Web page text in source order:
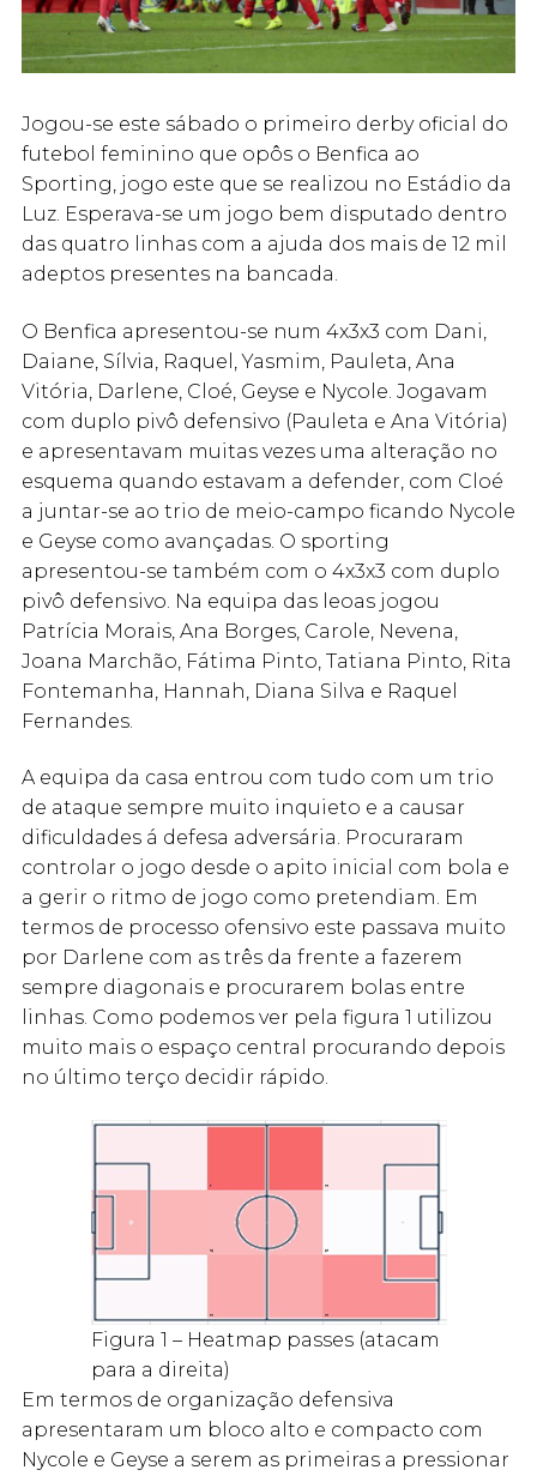
Jogou-se este sábado o primeiro derby oficial do
futebol feminino que opôs o Benfica ao
Sporting, jogo este que se realizou no Estádio da
Luz. Esperava-se um jogo bem disputado dentro
das quatro linhas com a ajuda dos mais de 12 mil
adeptos presentes na bancada.
O Benfica apresentou-se num 4x3x3 com Dani,
Daiane, Sílvia, Raquel, Yasmim, Pauleta, Ana
Vitória, Darlene, Cloé, Geyse e Nycole. Jogavam
com duplo pivô defensivo (Pauleta e Ana Vitória)
e apresentavam muitas vezes uma alteração no
esquema quando estavam a defender, com Cloé
a juntar-se ao trio de meio-campo ficando Nycole
e Geyse como avançadas. O sporting
apresentou-se também com o 4x3x3 com duplo
pivô defensivo. Na equipa das leoas jogou
Patrícia Morais, Ana Borges, Carole, Nevena,
Joana Marchão, Fátima Pinto, Tatiana Pinto, Rita
Fontemanha, Hannah, Diana Silva e Raquel
Fernandes.
A equipa da casa entrou com tudo com um trio
de ataque sempre muito inquieto e a causar
dificuldades á defesa adversária. Procuraram
controlar o jogo desde o apito inicial com bola e
a gerir o ritmo de jogo como pretendiam. Em
termos de processo ofensivo este passava muito
por Darlene com as três da frente a fazerem
sempre diagonais e procurarem bolas entre
linhas. Como podemos ver pela figura 1 utilizou
muito mais o espaço central procurando depois
no último terço decidir rápido.
Figura 1 – Heatmap passes (atacam
para a direita)
Em termos de organização defensiva
apresentaram um bloco alto e compacto com
Nycole e Geyse a serem as primeiras a pressionar